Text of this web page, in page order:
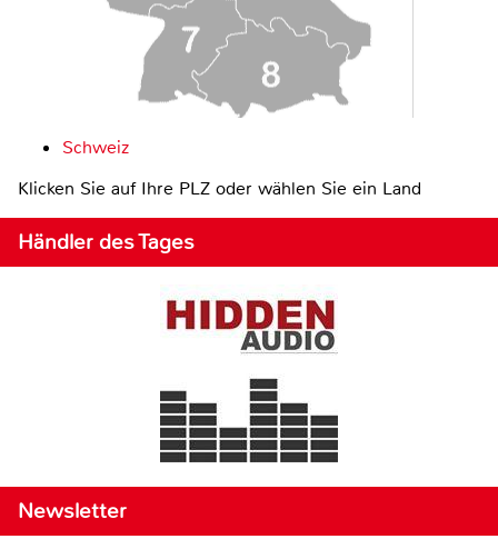
Schweiz
Klicken Sie auf Ihre PLZ oder wählen Sie ein Land
Händler des Tages
Newsletter